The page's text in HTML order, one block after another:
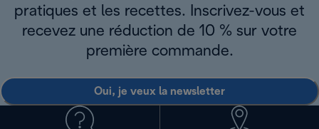
pratiques et les recettes. Inscrivez-vous et
recevez une réduction de 10 % sur votre
première commande.
Oui, je veux la newsletter